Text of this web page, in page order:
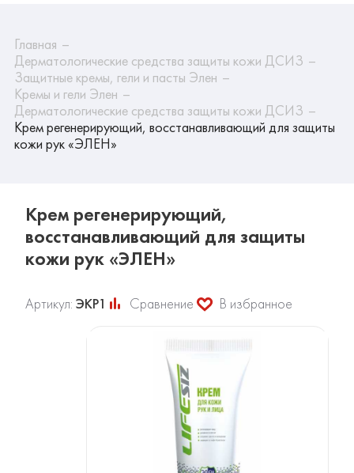
Главная
Дерматологические средства защиты кожи ДСИЗ
Защитные кремы, гели и пасты Элен
Кремы и гели Элен
Дерматологические средства защиты кожи ДСИЗ
Крем регенерирующий, восстанавливающий для защиты
кожи рук «ЭЛЕН»
Крем регенерирующий,
восстанавливающий для защиты
кожи рук «ЭЛЕН»
Артикул: ЭКР1 Сравнение В избранное